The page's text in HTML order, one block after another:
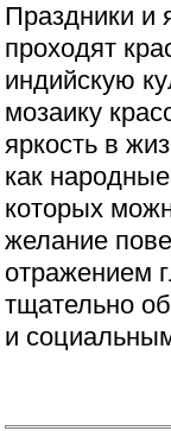
Праздники и
проходят
индийскую
мозаику
яркость в
как
которых
желание
отражением
тщательно
и